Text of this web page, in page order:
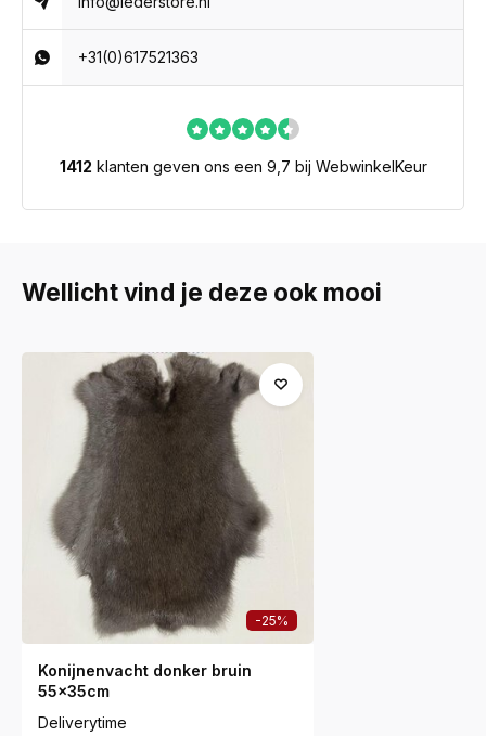
+31(0)617521363
1412 klanten geven ons een 9,7 bij WebwinkelKeur
Wellicht vind je deze ook mooi
-25%
Konijnenvacht donker bruin
55x35cm
Deliverytime